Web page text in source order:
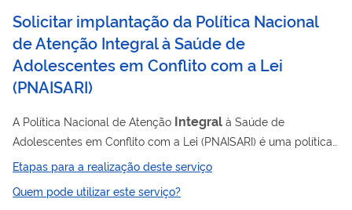
Proteja seus dados, não compartilhe!. Termos de tratamento
de dados pessoais dos órgãos públicos Advocacia-Geral da
Solicitar implantação da Política Nacional
de Atenção Integral à Saúde de
Adolescentes em Conflito com a Lei
(PNAISARI)
A Política Nacional de Atenção Integral à Saúde de
Adolescentes em Conflito com a Lei (PNAISARI) é uma política
pública brasileira com o objetivo de assegurar o acesso
estão cumprindo medidas socioeducativas em regimes como
Etapas para a realização deste serviço
Quem pode utilizar este serviço?